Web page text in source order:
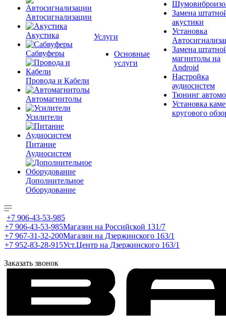
Автосигнализации
Акустика
Сабвуферы
Провода и Кабели
Автомагнитолы
Усилители
Питание
Аудиосистем
Дополнительное
Оборудование
Услуги
Основные
услуги
Замена
акустики
Установка
Замена
магнитолы на
Android
Настройка
аудиосистем
Тюнинг
Установка
кругового
+7 906-43-53-985
+7 906-43-53-985Магазин на Российской 131/7
+7 967-31-32-200Магазин на Дзержинского 163/1
+7 952-83-28-915Уст.Центр на Дзержинского 163/1
Заказать звонок